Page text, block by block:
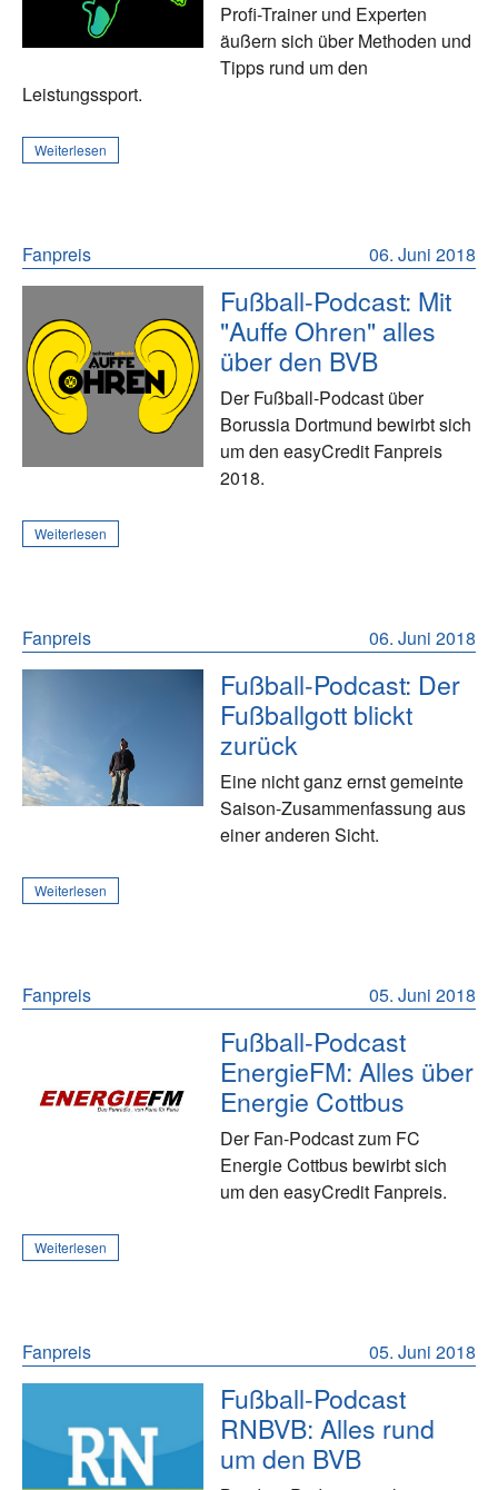
Profi-Trainer und Experten
äußern sich über Methoden und
Tipps rund um den
Leistungssport.
Weiterlesen
06. Juni 2018
Fanpreis
Fußball-Podcast: Mit
"Auffe Ohren" alles
über den BVB
Der Fußball-Podcast über
Borussia Dortmund bewirbt sich
um den easyCredit Fanpreis
2018.
Weiterlesen
06. Juni 2018
Fanpreis
Fußball-Podcast: Der
Fußballgott blickt
zurück
Eine nicht ganz ernst gemeinte
Saison-Zusammenfassung aus
einer anderen Sicht.
Weiterlesen
05. Juni 2018
Fanpreis
Fußball-Podcast
EnergieFM: Alles über
Energie Cottbus
Der Fan-Podcast zum FC
Energie Cottbus bewirbt sich
um den easyCredit Fanpreis.
Weiterlesen
05. Juni 2018
Fanpreis
Fußball-Podcast
RNBVB: Alles rund
um den BVB